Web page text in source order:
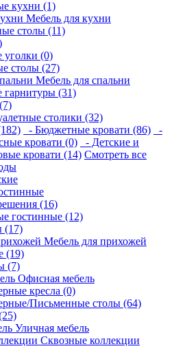
кухни (1)
Мебель для кухни
столы (11)
уголки (0)
столы (27)
Мебель для спальни
гарнитуры (31)
столики (32)
- Бюджетные кровати (86)
-
кровати (0)
- Детские и
кровати (14) Смотреть все
(16)
гостинные (12)
(17)
Мебель для прихожей
(19)
(7)
Офисная мебель
кресла (0)
Письменные столы (64)
Уличная мебель
Сквозные коллекции